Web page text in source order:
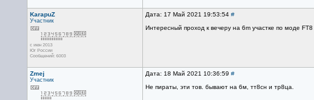
KarapuZ
Участник
с июн 2013
Юг России
Сообщений: 6003
Дата: 17 Май 2021 19:53:54 #
Интересный проход к вечеру на 6m участке по моде
Zmej
Участник
Дата: 18 Май 2021 10:36:59 #
Не пираты, эти тов. бывают на 6м, тт8сн и тр8ца.